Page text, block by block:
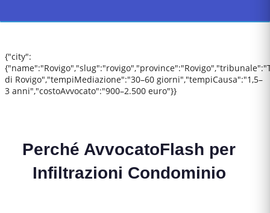
{"city":
di Rovigo","tempiMediazione":"30–60 giorni","tempiCausa":"1,5–
3 anni","costoAvvocato":"900–2.500 euro"}}
Perché AvvocatoFlash per
Infiltrazioni Condominio